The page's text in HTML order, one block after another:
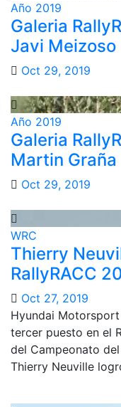
Año 2019
Galeria
Javi Meizoso
Oct 29, 2019
Año 2019
Galeria
Martin Graña
Oct 29, 2019
WRC
Thierry
RallyRACC
Oct 27, 2019
Hyundai
tercer puesto en el
del Campeonato
Thierry Neuville